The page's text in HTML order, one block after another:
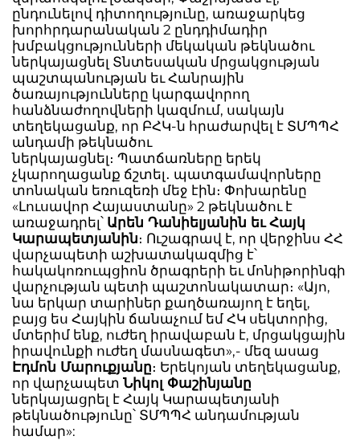
ընդունելով դիտողությունը, առաջարկեց
խորհրդարանական 2 ընդդիմադիր
խմբակցությունների մեկական թեկնածու
ներկայացնել Տնտեսական մրցակցության
պաշտպանության եւ Հանրային
ծառայությունները կարգավորող
հանձնաժողովների կազմում, սակայն
տեղեկացանք, որ ԲՀԿ-ն հրաժարվել է ՏՄՊՊՀ
անդամի թեկնածու
ներկայացնել։ Պատճառները երեկ
չկարողացանք ճշտել․ պատգամավորները
տոնական եռուզեռի մեջ էին։ Փոխարենը
«Լուսավոր Հայաստանը» 2 թեկնածու է
առաջադրել՝ Արեն Դանիելյանին եւ Հայկ
Կարապետյանին։ Ուշագրավ է, որ վերջինս ՀՀ
վարչապետի աշխատակազմից է՝
հակակոռուպցիոն ծրագրերի եւ մոնիթորինգի
վարչության պետի պաշտոնակատար։ «Այո,
նա երկար տարիներ քաղծառայող է եղել,
բայց ես Հայկին ճանաչում եմ ՀԿ սեկտորից,
մտերիմ ենք, ուժեղ իրավաբան է, մրցակցային
իրավունքի ուժեղ մասնագետ»,- մեզ ասաց
Էդմոն Մարուքյանը։ Երեկոյան տեղեկացանք,
որ վարչապետ Նիկոլ Փաշինյանը
ներկայացրել է Հայկ Կարապետյանի
թեկնածությունը՝ ՏՄՊՊՀ անդամության
համար»: